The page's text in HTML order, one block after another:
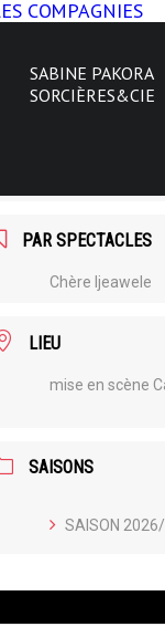
COMPAGNIES
SABINE PAKORA
SORCIÈRES&CIE
PAR SPECTACLES
Chère Ijeawele
LIEU
mise en scène
SAISONS
SAISON